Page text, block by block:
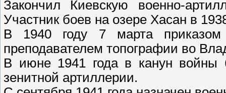
Закончил Киевскую военно-
Участник боев на озере Хасан в
В 1940 году 7 марта
преподавателем топографии во
В июне 1941 года в канун войны
зенитной артиллерии.